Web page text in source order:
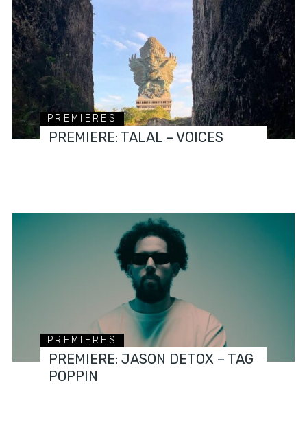
PREMIERES
PREMIERE: TALAL – VOICES
PREMIERES
PREMIERE: JASON DETOX – TAG
POPPIN